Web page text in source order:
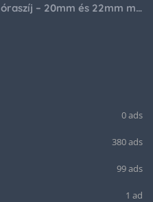
Keskenyített bőr óraszíj – 20mm és 22mm méretben
0 ads
380 ads
99 ads
1 ad